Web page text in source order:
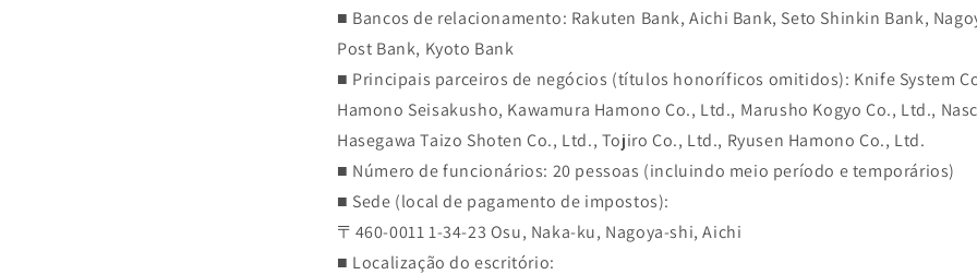
■ Bancos de relacionamento: Rakuten Bank, Aichi Bank, Seto Shinkin Bank,
Post Bank, Kyoto Bank
■ Principais parceiros de negócios (títulos honoríficos omitidos): Knife System
Hamono Seisakusho, Kawamura Hamono Co., Ltd., Marusho Kogyo Co., Ltd.,
Hasegawa Taizo Shoten Co., Ltd., Tojiro Co., Ltd., Ryusen Hamono Co., Ltd.
■ Número de funcionários: 20 pessoas (incluindo meio período e temporários)
■ Sede (local de pagamento de impostos):
〒460-0011 1-34-23 Osu, Naka-ku, Nagoya-shi, Aichi
■ Localização do escritório: